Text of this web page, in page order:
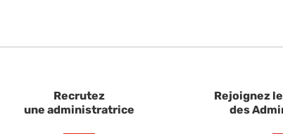
Recrutez
une administratrice
Rejoignez
des